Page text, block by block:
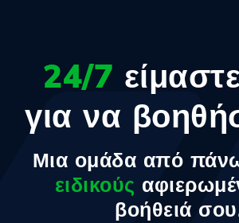
24/7
για να
Μια ομάδα από
ειδικούς
βοήθειά